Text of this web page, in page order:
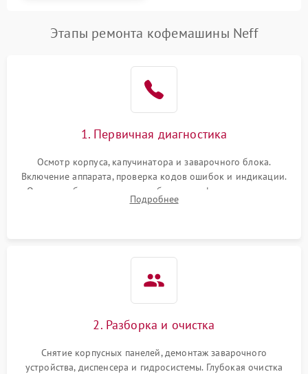
Этапы ремонта кофемашины Neff
1. Первичная диагностика
Осмотр корпуса, капучинатора и заварочного блока.
Включение аппарата, проверка кодов ошибок и индикации.
Оценка работы помпы, термоблока и кофемолки на слух.
Измерение температуры и давления воды для выявления
Подробнее
2. Разборка и очистка
Снятие корпусных панелей, демонтаж заварочного
устройства, диспенсера и гидросистемы. Глубокая очистка